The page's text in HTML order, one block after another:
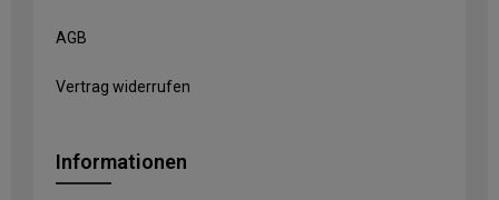
AGB
Vertrag widerrufen
Informationen